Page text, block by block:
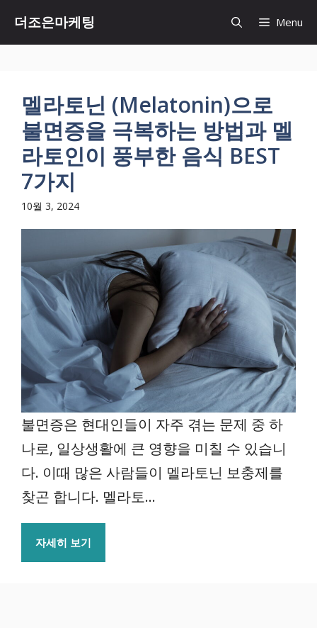
더조은마케팅 Menu
멜라토닌 (Melatonin)으로
불면증을 극복하는 방법과 멜
라토인이 풍부한 음식 BEST
7가지
10월 3, 2024
불면증은 현대인들이 자주 겪는 문제 중 하
나로, 일상생활에 큰 영향을 미칠 수 있습니
다. 이때 많은 사람들이 멜라토닌 보충제를
찾곤 합니다. 멜라토...
자세히 보기